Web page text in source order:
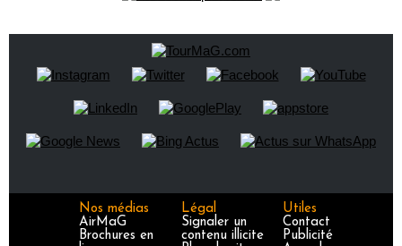
Nos médias
AirMaG
Brochures en
Légal
Signaler un
contenu illicite
Utiles
Contact
Publicité